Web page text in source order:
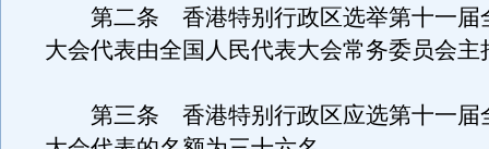
第二条 香港特别行政区选举第十一届
大会代表由全国人民代表大会常务委员会主
第三条 香港特别行政区应选第十一届